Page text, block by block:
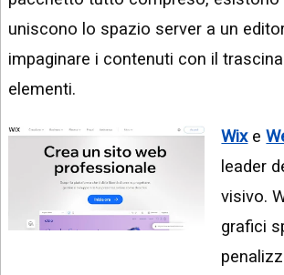
uniscono lo spazio server a un
impaginare i contenuti con il
elementi.
Wixe
leader
visivo.
grafici